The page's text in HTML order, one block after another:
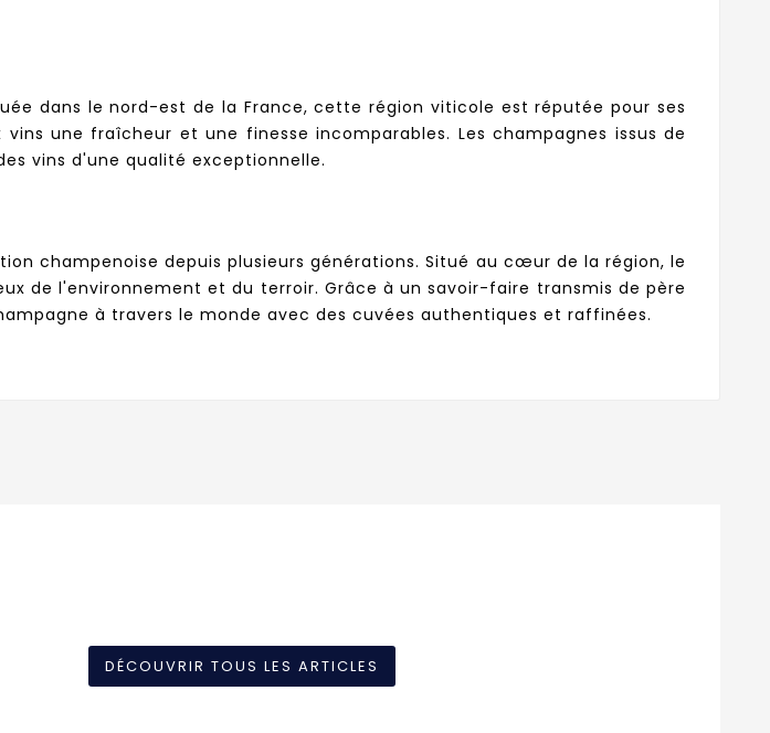
dans le nord-est de la France, cette région viticole est réputée pour ses
une fraîcheur et une finesse incomparables. Les champagnes issus de
vins d'une qualité exceptionnelle.
champenoise depuis plusieurs générations. Situé au cœur de la région, le
de l'environnement et du terroir. Grâce à un savoir-faire transmis de père
à travers le monde avec des cuvées authentiques et raffinées.
DÉCOUVRIR TOUS LES ARTICLES